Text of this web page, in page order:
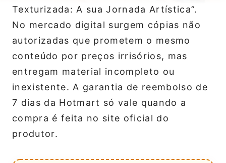
Texturizada: A sua Jornada Artística”.
No mercado digital surgem cópias não
autorizadas que prometem o mesmo
conteúdo por preços irrisórios, mas
entregam material incompleto ou
inexistente. A garantia de reembolso de
7 dias da Hotmart só vale quando a
compra é feita no site oficial do
produtor.